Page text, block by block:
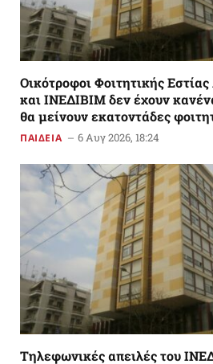
Οικότροφοι Φοιτητικής
και ΙΝΕΔΙΒΙΜ δεν έχουν
θα μείνουν εκατοντάδες
ΠΑΙΔΕΙΑ 6 Αυγ 2026, 18:24
Tηλεφωνικές απειλές του